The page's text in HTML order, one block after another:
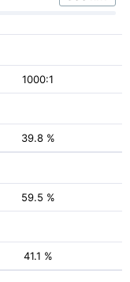
1000:1
39.8 %
59.5 %
41.1 %